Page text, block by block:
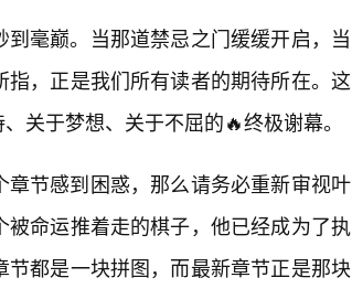
毫巅。当那道禁忌之门缓缓开启，当
，正是我们所有读者的期待所在。这
关于梦想、关于不屈的🔥终极谢幕。
节感到困惑，那么请务必重新审视叶
命运推着走的棋子，他已经成为了执
都是一块拼图，而最新章节正是那块